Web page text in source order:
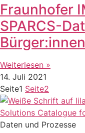
Fraunhofer
SPARCS-
Weiterlesen »
14. Juli 2021
Seite1 Seite2
Daten und Prozesse